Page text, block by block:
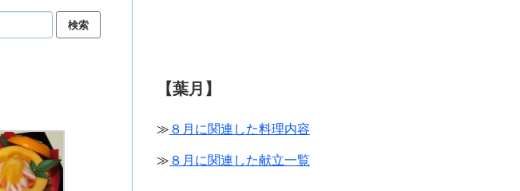
【葉月】
≫ ８月に関連した料理内容
≫ ８月に関連した献立一覧